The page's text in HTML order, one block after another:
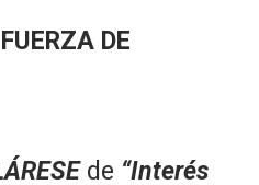
DE
de “Interés